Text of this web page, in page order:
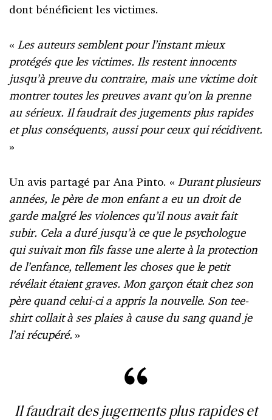
dont bénéficient les victimes.
« Les auteurs semblent pour l’instant mieux
protégés que les victimes. Ils restent innocents
jusqu’à preuve du contraire, mais une victime doit
montrer toutes les preuves avant qu’on la prenne
au sérieux. Il faudrait des jugements plus rapides
et plus conséquents, aussi pour ceux qui récidivent.
»
Un avis partagé par Ana Pinto. « Durant plusieurs
années, le père de mon enfant a eu un droit de
garde malgré les violences qu’il nous avait fait
subir. Cela a duré jusqu’à ce que le psychologue
qui suivait mon fils fasse une alerte à la protection
de l’enfance, tellement les choses que le petit
révélait étaient graves. Mon garçon était chez son
père quand celui-ci a appris la nouvelle. Son tee-
shirt collait à ses plaies à cause du sang quand je
l’ai récupéré. »
Il faudrait des jugements plus rapides et